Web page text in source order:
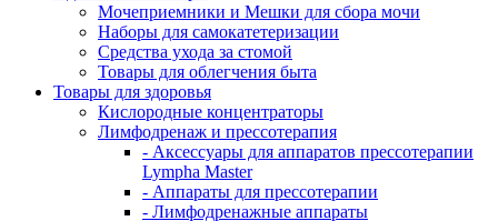
Мочеприемники и Мешки для сбора мочи
Наборы для самокатетеризации
Средства ухода за стомой
Товары для облегчения быта
Товары для здоровья
Кислородные концентраторы
Лимфодренаж и прессотерапия
- Аксессуары для аппаратов прессотерапии
Lympha Master
- Аппараты для прессотерапии
- Лимфодренажные аппараты